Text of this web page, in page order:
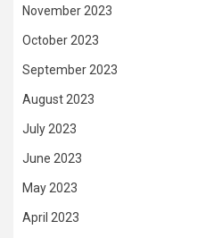
November 2023
October 2023
September 2023
August 2023
July 2023
June 2023
May 2023
April 2023